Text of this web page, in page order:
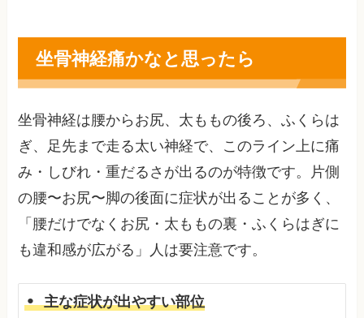
坐骨神経痛かなと思ったら
坐骨神経は腰からお尻、太ももの後ろ、ふくらは
ぎ、足先まで走る太い神経で、このライン上に痛
み・しびれ・重だるさが出るのが特徴です。片側
の腰〜お尻〜脚の後面に症状が出ることが多く、
「腰だけでなくお尻・太ももの裏・ふくらはぎに
も違和感が広がる」人は要注意です。
• 主な症状が出やすい部位